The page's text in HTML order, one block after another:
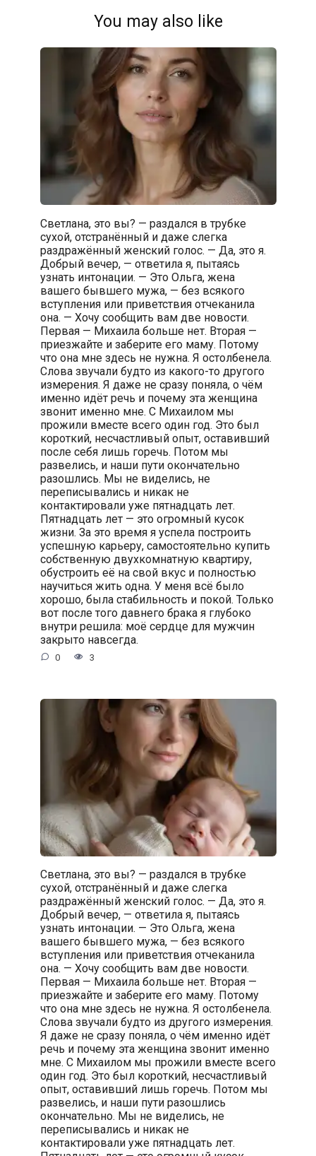
You may also like
Светлана, это вы? — раздался в трубке
сухой, отстранённый и даже слегка
раздражённый женский голос. — Да, это я.
Добрый вечер, — ответила я, пытаясь
узнать интонации. — Это Ольга, жена
вашего бывшего мужа, — без всякого
вступления или приветствия отчеканила
она. — Хочу сообщить вам две новости.
Первая — Михаила больше нет. Вторая —
приезжайте и заберите его маму. Потому
что она мне здесь не нужна. Я остолбенела.
Слова звучали будто из какого-то другого
измерения. Я даже не сразу поняла, о чём
именно идёт речь и почему эта женщина
звонит именно мне. С Михаилом мы
прожили вместе всего один год. Это был
короткий, несчастливый опыт, оставивший
после себя лишь горечь. Потом мы
развелись, и наши пути окончательно
разошлись. Мы не виделись, не
переписывались и никак не
контактировали уже пятнадцать лет.
Пятнадцать лет — это огромный кусок
жизни. За это время я успела построить
успешную карьеру, самостоятельно купить
собственную двухкомнатную квартиру,
обустроить её на свой вкус и полностью
научиться жить одна. У меня всё было
хорошо, была стабильность и покой. Только
вот после того давнего брака я глубоко
внутри решила: моё сердце для мужчин
закрыто навсегда.
0 3
Светлана, это вы? — раздался в трубке
сухой, отстранённый и даже слегка
раздражённый женский голос. — Да, это я.
Добрый вечер, — ответила я, пытаясь
узнать интонации. — Это Ольга, жена
вашего бывшего мужа, — без всякого
вступления или приветствия отчеканила
она. — Хочу сообщить вам две новости.
Первая — Михаила больше нет. Вторая —
приезжайте и заберите его маму. Потому
что она мне здесь не нужна. Я остолбенела.
Слова звучали будто из другого измерения.
Я даже не сразу поняла, о чём именно идёт
речь и почему эта женщина звонит именно
мне. С Михаилом мы прожили вместе всего
один год. Это был короткий, несчастливый
опыт, оставивший лишь горечь. Потом мы
развелись, и наши пути разошлись
окончательно. Мы не виделись, не
переписывались и никак не
контактировали уже пятнадцать лет.